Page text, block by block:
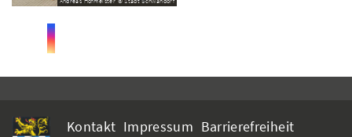
Kontakt Impressum Barrierefreiheit